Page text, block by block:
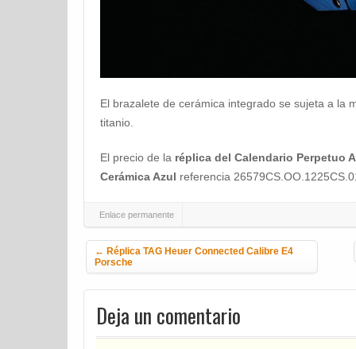
El brazalete de cerámica integrado se sujeta a la
titanio.
El precio de la réplica del Calendario Perpetuo
Cerámica Azul referencia
Enlace permanente
Navegación de la entrada
← Réplica TAG Heuer Connected Calibre E4
Porsche
Deja un comentario